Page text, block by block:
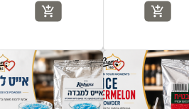
add_shopping_cart
add_shopping_cart
favorite_border
favorite_border